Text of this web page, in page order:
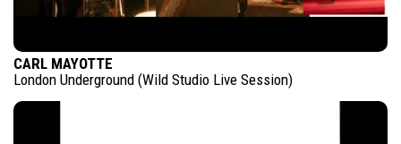
CARL MAYOTTE
London Underground (Wild Studio Live Session)